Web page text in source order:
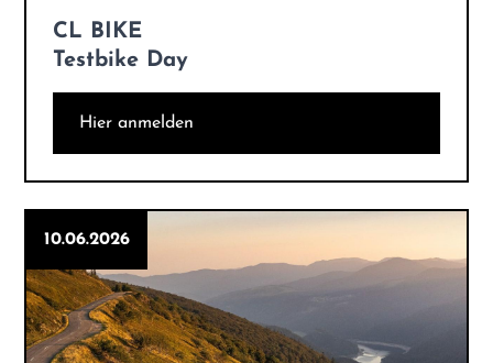
CL BIKE
Testbike Day
Hier anmelden
10.06.2026